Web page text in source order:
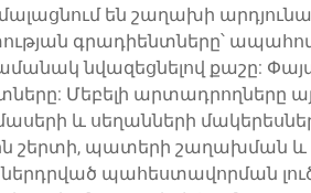
են շաղախի
գրադիենտները՝
նվազեցնելով քաշը:
Մեբելի արտադրողները
և սեղանների
շերտի, պատերի
պահեստավորման